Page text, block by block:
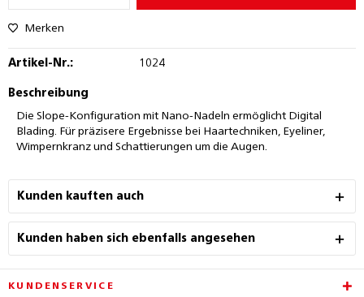
Merken
Artikel-Nr.: 1024
Beschreibung
Die Slope-Konfiguration mit Nano-Nadeln ermöglicht Digital
Blading. Für präzisere Ergebnisse bei Haartechniken, Eyeliner,
Wimpernkranz und Schattierungen um die Augen.
Kunden kauften auch
Kunden haben sich ebenfalls angesehen
KUNDENSERVICE